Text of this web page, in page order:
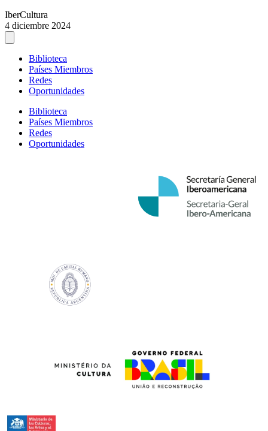
IberCultura
4 diciembre 2024
Biblioteca
Países Miembros
Redes
Oportunidades
Biblioteca
Países Miembros
Redes
Oportunidades